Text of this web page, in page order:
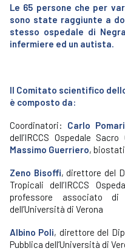
Le 65 persone che per
sono state raggiunte a
stesso ospedale di
infermiere ed un autista.
Il Comitato scientifico
è composto da:
Coordinatori: Carlo Pomari
dell’IRCCS Ospedale
Massimo Guerriero,
Zeno Bisoffi, direttore del
Tropicali dell’IRCCS
professore associato
dell’Università di Verona
Albino Poli, direttore del
Pubblica dell’Università di